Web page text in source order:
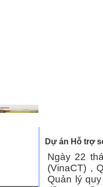
Dự án Hỗ trợ
Ngày 22
(VinaCT) ,
Quản lý